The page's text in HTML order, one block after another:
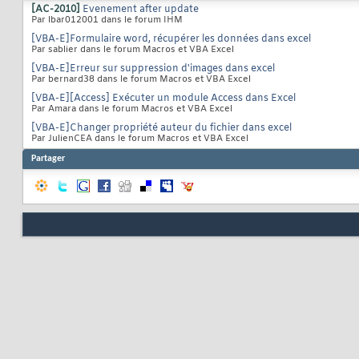
[AC-2010] Evenement after update
Par lbar012001 dans le forum IHM
[VBA-E]Formulaire word, récupérer les données dans excel
Par sablier dans le forum Macros et VBA Excel
[VBA-E]Erreur sur suppression d'images dans excel
Par bernard38 dans le forum Macros et VBA Excel
[VBA-E][Access] Exécuter un module Access dans Excel
Par Amara dans le forum Macros et VBA Excel
[VBA-E]Changer propriété auteur du fichier dans excel
Par JulienCEA dans le forum Macros et VBA Excel
Partager